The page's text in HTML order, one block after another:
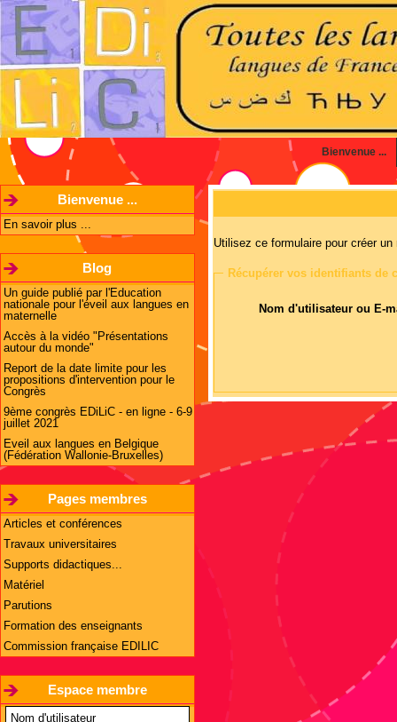
Bienvenue ...
Bienvenue ...
En savoir plus ...
Blog
Un guide publié par l'Education
nationale pour l'éveil aux langues en
maternelle
Accès à la vidéo "Présentations
autour du monde"
Report de la date limite pour les
propositions d'intervention pour le
Congrès
9ème congrès EDiLiC - en ligne - 6-9
juillet 2021
Eveil aux langues en Belgique
(Fédération Wallonie-Bruxelles)
Pages membres
Articles et conférences
Travaux universitaires
Supports didactiques...
Matériel
Parutions
Formation des enseignants
Commission française EDILIC
Espace membre
Utilisez ce formulaire pour créer
Récupérer vos identifiants de
Nom d'utilisateur ou E-